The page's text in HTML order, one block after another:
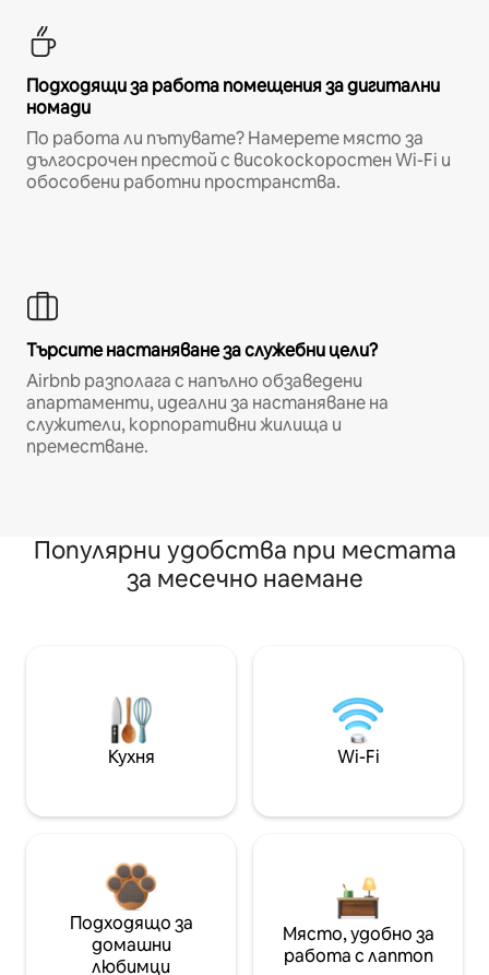
Подходящи за работа помещения за дигитални
номади
По работа ли пътувате? Намерете място за
дългосрочен престой с високоскоростен Wi-Fi и
обособени работни пространства.
Търсите настаняване за служебни цели?
Airbnb разполага с напълно обзаведени
апартаменти, идеални за настаняване на
служители, корпоративни жилища и
преместване.
Популярни удобства при местата
за месечно наемане
Кухня Wi-Fi
Подходящо за
домашни
любимци
Място, удобно за
работа с лаптоп